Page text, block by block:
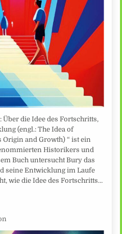
die Idee des Fortschritts,
(engl.: The Idea of
and Growth) “ ist ein
Historikers und
Buch untersucht Bury das
seine Entwicklung im Laufe
wie die Idee des Fortschritts…